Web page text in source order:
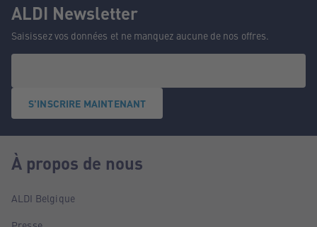
ALDI Newsletter
Saisissez vos données et ne manquez aucune de nos offres.
S'INSCRIRE MAINTENANT
À propos de nous
ALDI Belgique